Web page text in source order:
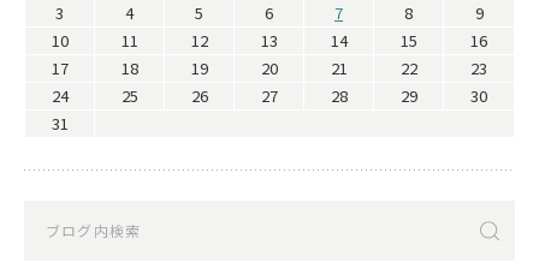
3
4 5 6 7 8
9
10
11 12 13 14 15
16
17
18 19 20 21 22
23
24
25 26 27 28 29
30
31